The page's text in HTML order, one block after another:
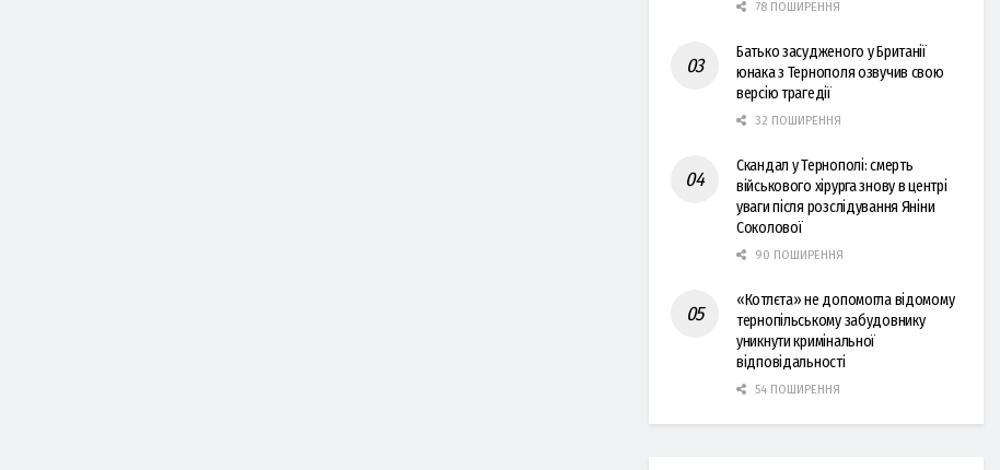
78 ПОШИРЕННЯ
Батько засудженого у Британії
юнака з Тернополя озвучив свою
версію трагедії
32 ПОШИРЕННЯ
Скандал у Тернополі: смерть
військового хірурга знову в центрі
уваги після розслідування Яніни
Соколової
90 ПОШИРЕННЯ
«Котлєта» не допомогла відомому
тернопільському забудовнику
уникнути кримінальної
відповідальності
54 ПОШИРЕННЯ